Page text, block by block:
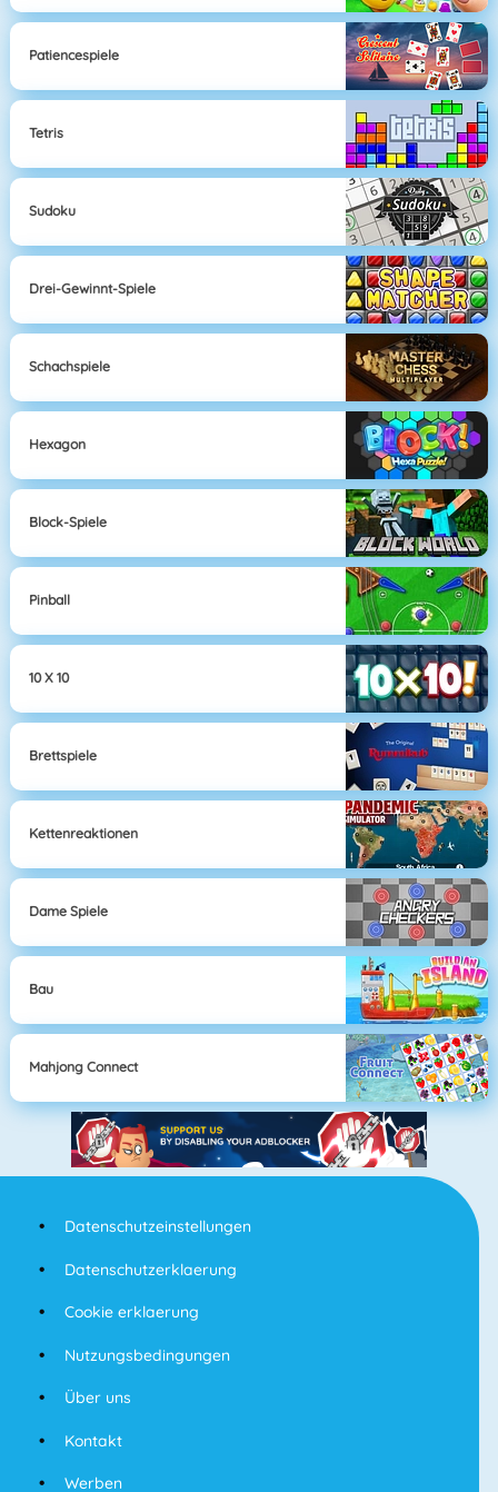
Patiencespiele
Tetris
Sudoku
Drei-Gewinnt-Spiele
Schachspiele
Hexagon
Block-Spiele
Pinball
10 X 10
Brettspiele
Kettenreaktionen
Dame Spiele
Bau
Mahjong Connect
Datenschutzeinstellungen
Datenschutzerklaerung
Cookie erklaerung
Nutzungsbedingungen
Über uns
Kontakt
Werben